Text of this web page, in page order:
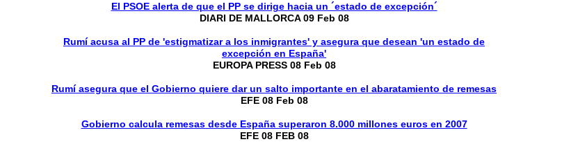
El PSOE alerta de que el PP se dirige hacia un ´estado de excepción´
DIARI DE MALLORCA 09 Feb 08
Rumí acusa al PP de 'estigmatizar a los inmigrantes' y asegura que desean 'un estado de
excepción en España'
EUROPA PRESS 08 Feb 08
Rumí asegura que el Gobierno quiere dar un salto importante en el abaratamiento de remesas
EFE 08 Feb 08
Gobierno calcula remesas desde España superaron 8.000 millones euros en 2007
EFE 08 FEB 08